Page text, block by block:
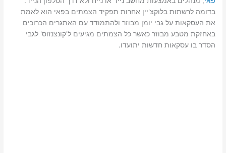
בדומה לרשתות בלוקצ'יין אחרות תפקיד הצמתים בפאי הוא לאמת
את העסקאות על גבי יומן מבוזר ולהתמודד עם האתגרים הכרוכים
באחזקת מטבע מבוזר כאשר כל הצמתים מגיעים ל'קונצנזוס' לגבי
הסדר בו עסקאות חדשות יתועדו.